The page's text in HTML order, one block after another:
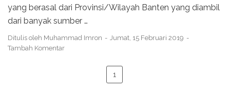
yang berasal dari Provinsi/Wilayah Banten yang diambil
dari banyak sumber …
Ditulis oleh Muhammad Imron
Jumat, 15 Februari 2019
Tambah Komentar
1